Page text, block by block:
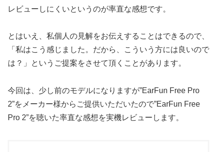
レビューしにくいというのが率直な感想です。
とはいえ、私個人の見解をお伝えすることはできるので、
「私はこう感じました。だから、こういう方には良いので
は？」というご提案をさせて頂くことがあります。
今回は、少し前のモデルになりますが”EarFun Free Pro
2”をメーカー様からご提供いただいたので”EarFun Free
Pro 2”を聴いた率直な感想を実機レビューします。